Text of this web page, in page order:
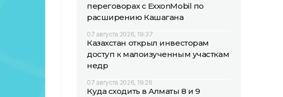
переговорах с ExxonMobil по
расширению Кашагана
07 августа 2026, 19:37
Казахстан открыл инвесторам
доступ к малоизученным участкам
недр
07 августа 2026, 19:26
Куда сходить в Алматы 8 и 9